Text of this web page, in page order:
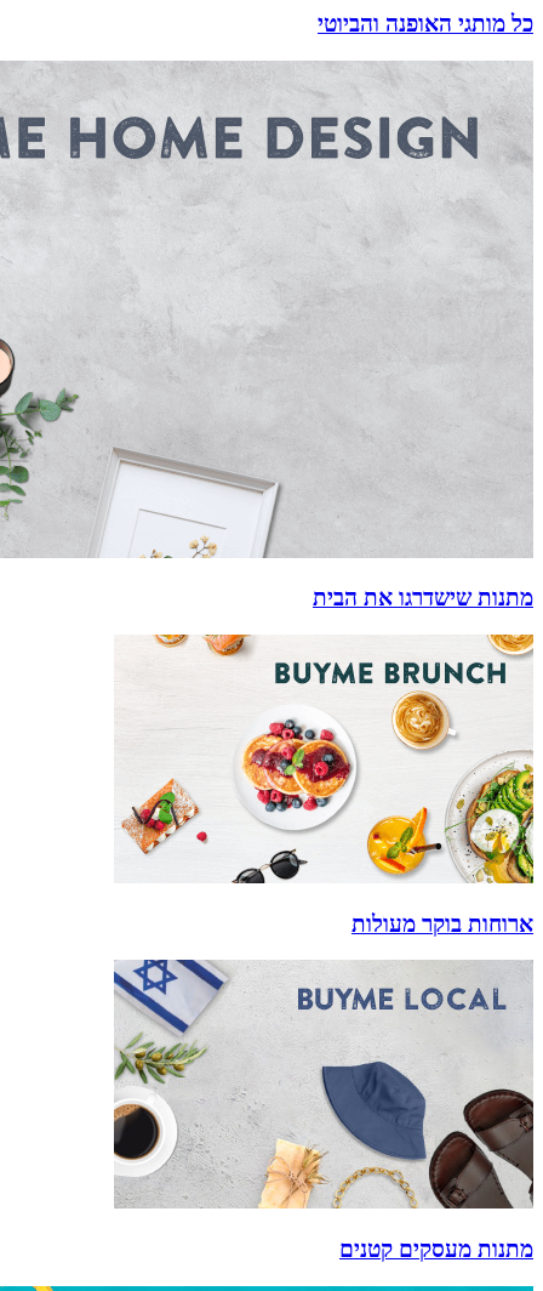
כל מותגי האופנה והביוטי
מתנות שישדרגו את הבית
ארוחות בוקר מעולות
מתנות מעסקים קטנים